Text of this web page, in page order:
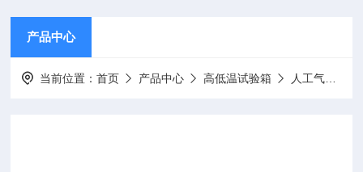
产品中心
当前位置：首页 产品中心 高低温试验箱 人工气候箱